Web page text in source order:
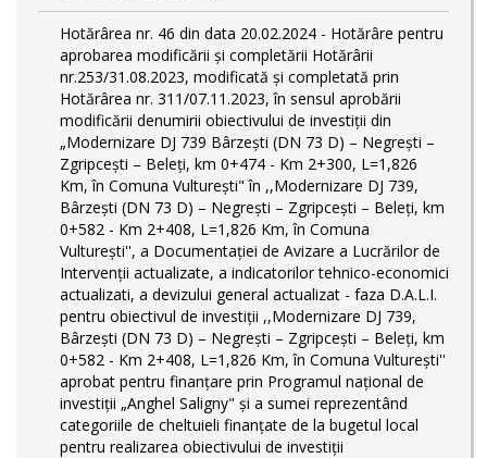
Hotărârea nr. 46 din data 20.02.2024 - Hotărâre pentru
aprobarea modificării şi completării Hotărârii
nr.253/31.08.2023, modificată și completată prin
Hotărârea nr. 311/07.11.2023, în sensul aprobării
modificării denumirii obiectivului de investiții din
„Modernizare DJ 739 Bârzeşti (DN 73 D) – Negrești –
Zgripcești – Beleți, km 0+474 - Km 2+300, L=1,826
Km, în Comuna Vulturești" în ,,Modernizare DJ 739,
Bârzeşti (DN 73 D) – Negrești – Zgripcești – Beleți, km
0+582 - Km 2+408, L=1,826 Km, în Comuna
Vulturești'', a Documentației de Avizare a Lucrărilor de
Intervenții actualizate, a indicatorilor tehnico-economici
actualizati, a devizului general actualizat - faza D.A.L.I.
pentru obiectivul de investiţii ,,Modernizare DJ 739,
Bârzeşti (DN 73 D) – Negrești – Zgripcești – Beleți, km
0+582 - Km 2+408, L=1,826 Km, în Comuna Vulturești''
aprobat pentru finanțare prin Programul național de
investiții „Anghel Saligny" și a sumei reprezentând
categoriile de cheltuieli finanțate de la bugetul local
pentru realizarea obiectivului de investiții